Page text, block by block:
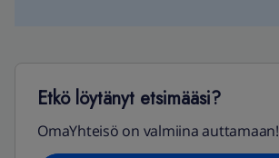
Etkö löytänyt etsimääsi?
OmaYhteisö on valmiina auttamaan!